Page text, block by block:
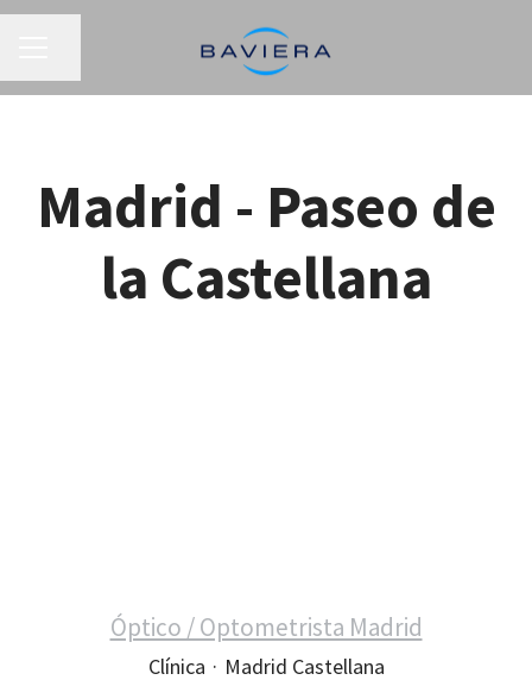
Madrid - Paseo de
la Castellana
Óptico / Optometrista Madrid
Clínica · Madrid Castellana